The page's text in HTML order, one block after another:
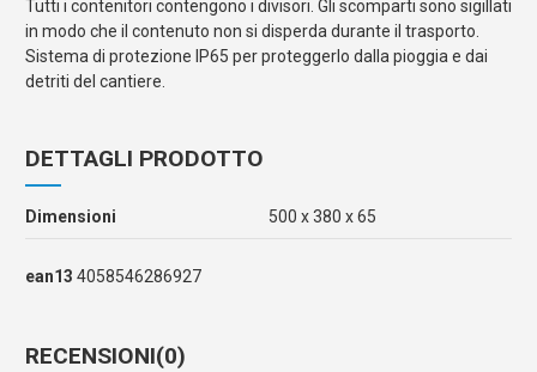
Tutti i contenitori contengono i divisori. Gli scomparti sono sigillati
in modo che il contenuto non si disperda durante il trasporto.
Sistema di protezione IP65 per proteggerlo dalla pioggia e dai
detriti del cantiere.
DETTAGLI PRODOTTO
Dimensioni 500 x 380 x 65
ean13 4058546286927
RECENSIONI(0)